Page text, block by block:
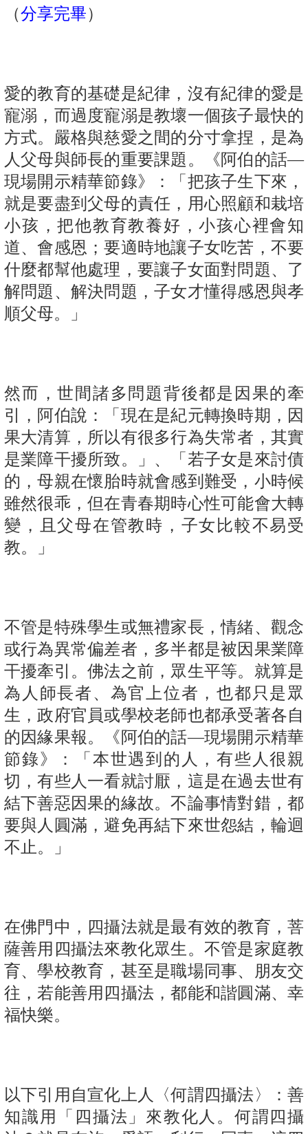
（分享完畢）
愛的教育的基礎是紀律，沒有紀律的愛是
寵溺，而過度寵溺是教壞一個孩子最快的
方式。嚴格與慈愛之間的分寸拿捏，是為
人父母與師長的重要課題。《阿伯的話—
現場開示精華節錄》：「把孩子生下來，
就是要盡到父母的責任，用心照顧和栽培
小孩，把他教育教養好，小孩心裡會知
道、會感恩；要適時地讓子女吃苦，不要
什麼都幫他處理，要讓子女面對問題、了
解問題、解決問題，子女才懂得感恩與孝
順父母。」
然而，世間諸多問題背後都是因果的牽
引，阿伯說：「現在是紀元轉換時期，因
果大清算，所以有很多行為失常者，其實
是業障干擾所致。」、「若子女是來討債
的，母親在懷胎時就會感到難受，小時候
雖然很乖，但在青春期時心性可能會大轉
變，且父母在管教時，子女比較不易受
教。」
不管是特殊學生或無禮家長，情緒、觀念
或行為異常偏差者，多半都是被因果業障
干擾牽引。佛法之前，眾生平等。就算是
為人師長者、為官上位者，也都只是眾
生，政府官員或學校老師也都承受著各自
的因緣果報。《阿伯的話—現場開示精華
節錄》：「本世遇到的人，有些人很親
切，有些人一看就討厭，這是在過去世有
結下善惡因果的緣故。不論事情對錯，都
要與人圓滿，避免再結下來世怨結，輪迴
不止。」
在佛門中，四攝法就是最有效的教育，菩
薩善用四攝法來教化眾生。不管是家庭教
育、學校教育，甚至是職場同事、朋友交
往，若能善用四攝法，都能和諧圓滿、幸
福快樂。
以下引用自宣化上人〈何謂四攝法〉：善
知識用「四攝法」來教化人。何謂四攝